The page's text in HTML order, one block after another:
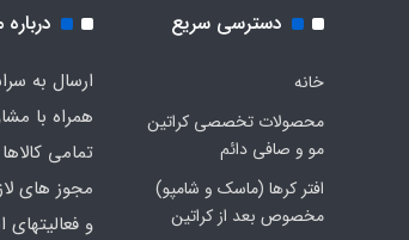
دسترسی سریع
خانه
محصولات تخصصی کراتین
مو و صافی دائم
افتر کرها (ماسک و شامپو)
مخصوص بعد از کراتین
درباره
ارسال به
همراه با
تمامی
مجوز های
و